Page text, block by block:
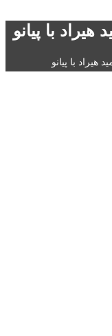
با پیانو
با پیانو